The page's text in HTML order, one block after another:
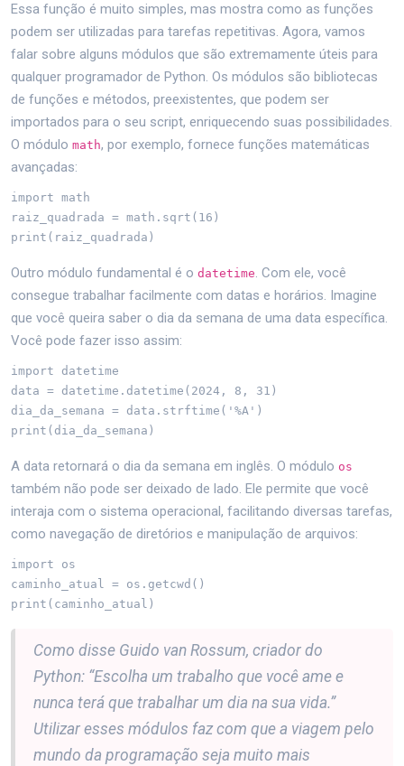
Essa função é muito simples, mas mostra como as funções
podem ser utilizadas para tarefas repetitivas. Agora, vamos
falar sobre alguns módulos que são extremamente úteis para
qualquer programador de Python. Os módulos são bibliotecas
de funções e métodos, preexistentes, que podem ser
importados para o seu script, enriquecendo suas possibilidades.
O módulo math, por exemplo, fornece funções matemáticas
avançadas:
import math
raiz_quadrada = math.sqrt(16)
print(raiz_quadrada)
Outro módulo fundamental é o datetime. Com ele, você
consegue trabalhar facilmente com datas e horários. Imagine
que você queira saber o dia da semana de uma data específica.
Você pode fazer isso assim:
import datetime
data = datetime.datetime(2024, 8, 31)
dia_da_semana = data.strftime('%A')
print(dia_da_semana)
A data retornará o dia da semana em inglês. O módulo os
também não pode ser deixado de lado. Ele permite que você
interaja com o sistema operacional, facilitando diversas tarefas,
como navegação de diretórios e manipulação de arquivos:
import os
caminho_atual = os.getcwd()
print(caminho_atual)
Como disse Guido van Rossum, criador do
Python: “Escolha um trabalho que você ame e
nunca terá que trabalhar um dia na sua vida.”
Utilizar esses módulos faz com que a viagem pelo
mundo da programação seja muito mais